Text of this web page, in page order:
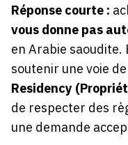
Réponse courte :
vous donne pas
en Arabie saoudite.
soutenir une voie
Residency
de respecter des
une demande